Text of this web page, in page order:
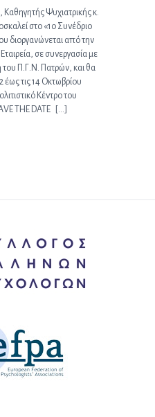
Ψυχιατρικής κ.
στο «1ο Συνέδριο
διοργανώνεται από την
σε συνεργασία με
του Π.Γ.Ν. Πατρών, και θα
έως τις 14 Οκτωβρίου
Κέντρο του
THE DATE […]